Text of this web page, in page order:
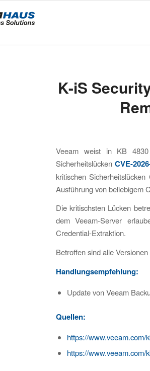
K-iS
Veeam weist in KB
Sicherheitslücken CVE-
kritischen
Ausführung von beliebigem
Die kritischsten Lücken
dem Veeam-Server
Credential-Extraktion.
Betroffen sind alle
Handlungsempfehlung:
Update von Veeam
Quellen:
https://www.veeam.com/
https://www.veeam.com/